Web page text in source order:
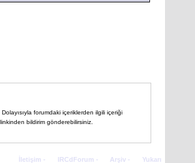
forumdaki içeriklerden ilgili içeriği
bildirim gönderebilirsiniz.
İletişim - IRCdForum - Arşiv - Yukarı